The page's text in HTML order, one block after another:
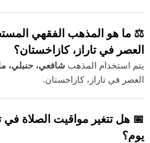
⚖️ ما هو المذهب الفقهي
العصر في تاراز، كازاخستان؟
يتم استخدام المذهب شافعي، حنبلي،
العصر في تاراز، كازاخستان.
📅 هل تتغير مواقيت الصلاة في
يوم؟